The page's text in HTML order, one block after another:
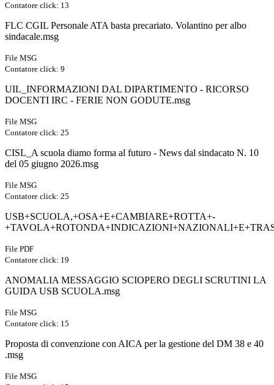
Contatore click: 13
FLC CGIL Personale ATA basta precariato. Volantino per albo
sindacale.msg
File MSG
Contatore click: 9
UIL_INFORMAZIONI DAL DIPARTIMENTO - RICORSO
DOCENTI IRC - FERIE NON GODUTE.msg
File MSG
Contatore click: 25
CISL_A scuola diamo forma al futuro - News dal sindacato N. 10
del 05 giugno 2026.msg
File MSG
Contatore click: 25
USB+SCUOLA,+OSA+E+CAMBIARE+ROTTA+-
File PDF
Contatore click: 19
ANOMALIA MESSAGGIO SCIOPERO DEGLI SCRUTINI LA
GUIDA USB SCUOLA.msg
File MSG
Contatore click: 15
Proposta di convenzione con AICA per la gestione del DM 38 e 40
.msg
File MSG